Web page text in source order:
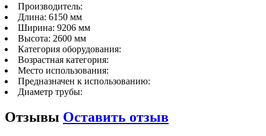
Производитель:
Длина: 6150 мм
Ширина: 9206 мм
Высота: 2600 мм
Категория оборудования:
Возрастная категория:
Место использования:
Предназначен к использованию:
Диаметр трубы:
Отзывы Оставить отзыв